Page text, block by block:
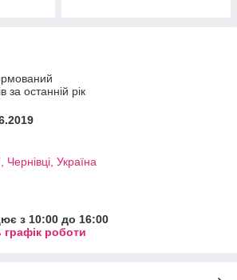
за останній рік
Україна
з 10:00 до 16:00
графік роботи